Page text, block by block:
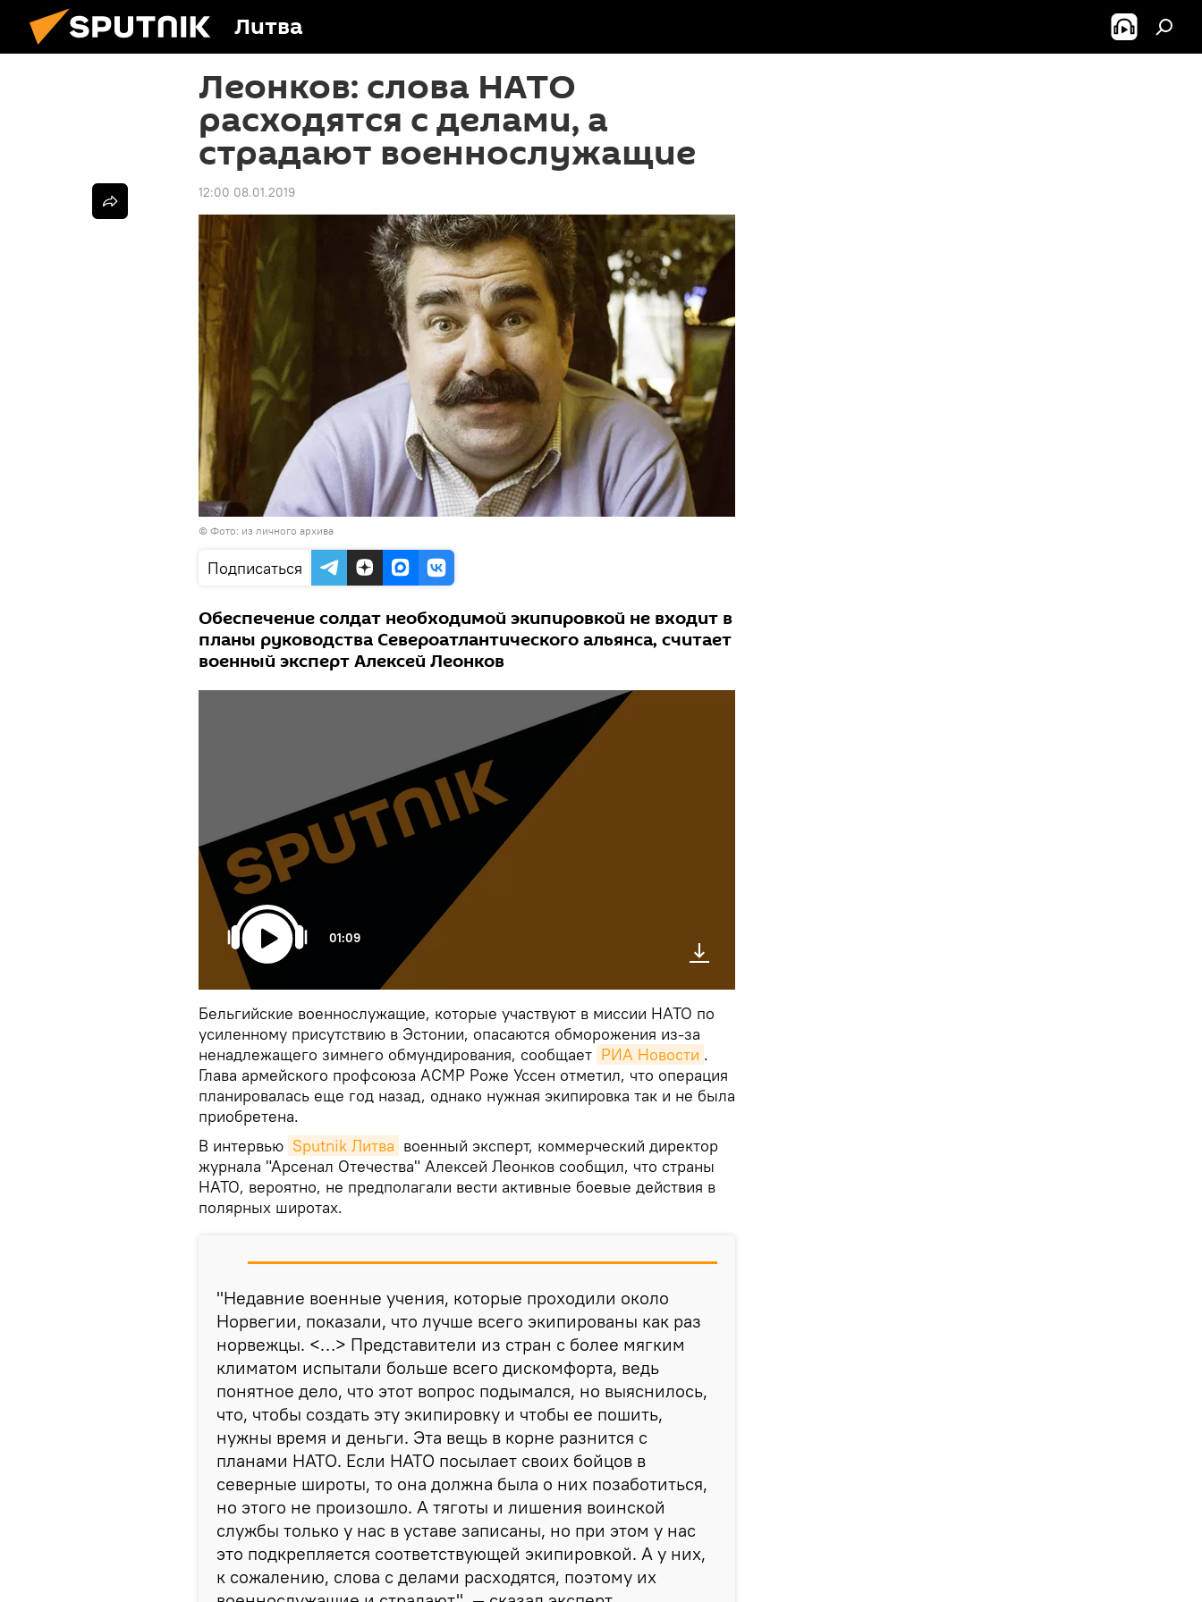
Литва
Леонков: слова НАТО
расходятся с делами, а
страдают военнослужащие
12:00 08.01.2019
© Фото: из личного архива
Подписаться
Обеспечение солдат необходимой экипировкой не входит в
планы руководства Североатлантического альянса, считает
военный эксперт Алексей Леонков
01:09
Бельгийские военнослужащие, которые участвуют в миссии НАТО по
усиленному присутствию в Эстонии, опасаются обморожения из-за
ненадлежащего зимнего обмундирования, сообщает РИА Новости .
Глава армейского профсоюза АСМР Роже Уссен отметил, что операция
планировалась еще год назад, однако нужная экипировка так и не была
приобретена.
В интервью Sputnik Литва военный эксперт, коммерческий директор
журнала "Арсенал Отечества" Алексей Леонков сообщил, что страны
НАТО, вероятно, не предполагали вести активные боевые действия в
полярных широтах.
"Недавние военные учения, которые проходили около
Норвегии, показали, что лучше всего экипированы как раз
норвежцы. <…> Представители из стран с более мягким
климатом испытали больше всего дискомфорта, ведь
понятное дело, что этот вопрос подымался, но выяснилось,
что, чтобы создать эту экипировку и чтобы ее пошить,
нужны время и деньги. Эта вещь в корне разнится с
планами НАТО. Если НАТО посылает своих бойцов в
северные широты, то она должна была о них позаботиться,
но этого не произошло. А тяготы и лишения воинской
службы только у нас в уставе записаны, но при этом у нас
это подкрепляется соответствующей экипировкой. А у них,
к сожалению, слова с делами расходятся, поэтому их